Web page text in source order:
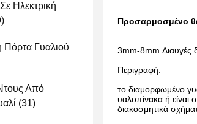
Ηλεκτρική
Πόρτα Γυαλιού
Από
(31)
Προσαρμοσμένο
3mm-8mm Διαυγές
Περιγραφή:
το διαμορφωμένο
υαλοπίνακα ή είναι
διακοσμητικά